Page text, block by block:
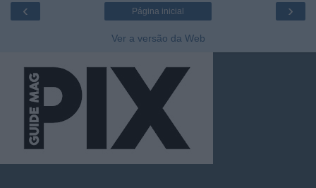
‹ ›
Página inicial
Ver a versão da Web